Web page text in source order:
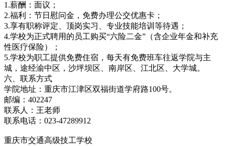
1.薪酬：面议；
2.福利：节日慰问金，免费办理公交优惠卡；
3.享有职称评定、顶岗实习、专业技能培训等待遇；
4.学校为正式聘用的员工购买“六险二金”（含企业年金和补充
性医疗保险）；
5.学校为职工提供免费住宿，每天有免费班车往返学院与主
城，途经渝中区，沙坪坝区、南岸区、江北区、大学城。
六、联系方式
学院地址：重庆市江津区双福街道学府路100号。
邮编：402247
联系人：王老师
联系电话：023-47289912
重庆市交通高级技工学校